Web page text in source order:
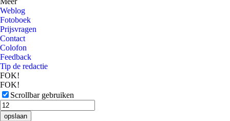
Weblog
Fotoboek
Prijsvragen
Contact
Colofon
Feedback
Tip de redactie
FOK!
FOK!
Scrollbar gebruiken
opslaan